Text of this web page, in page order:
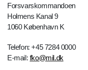
Forsvarskommandoen
Holmens Kanal 9
1060 København K
Telefon: +45 7284 0000
E-mail: fko@mil.dk